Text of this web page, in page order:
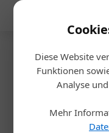
Diese Website
Funktionen
Analyse
Mehr